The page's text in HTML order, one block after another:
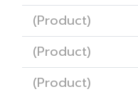
(Product)
(Product)
(Product)